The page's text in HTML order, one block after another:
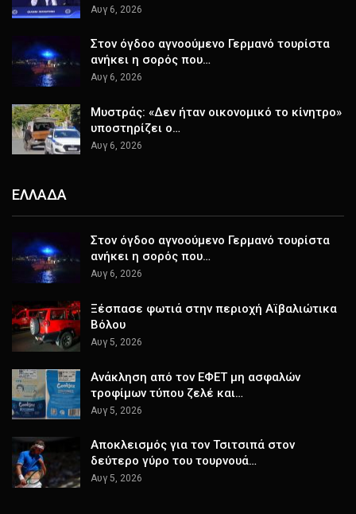
Αυγ 6, 2026
Στον όγδοο αγνοούμενο Γερμανό τουρίστα
ανήκει η σορός που…
Αυγ 6, 2026
Μυστράς: «Δεν ήταν οικονομικό το κίνητρο»
υποστηρίζει ο…
Αυγ 6, 2026
ΕΛΛΑΔΑ
Στον όγδοο αγνοούμενο Γερμανό τουρίστα
ανήκει η σορός που…
Αυγ 6, 2026
Ξέσπασε φωτιά στην περιοχή Αϊβαλιώτικα
Βόλου
Αυγ 5, 2026
Ανάκληση από τον ΕΦΕΤ μη ασφαλών
τροφίμων τύπου ζελέ και…
Αυγ 5, 2026
Αποκλεισμός για τον Τσιτσιπά στον
δεύτερο γύρο του τουρνουά…
Αυγ 5, 2026